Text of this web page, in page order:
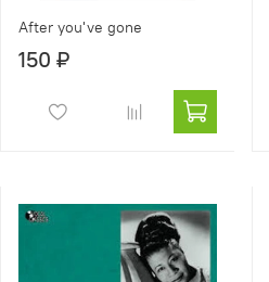
After you've gone
150 ₽